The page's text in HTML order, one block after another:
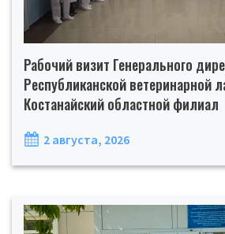
Рабочий визит Генерального
Республиканской ветеринарной
Костанайский областной филиал
2 августа, 2026